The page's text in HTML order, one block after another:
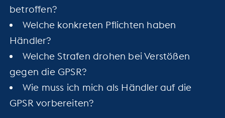
betroffen?
Welche konkreten Pflichten haben
Händler?
Welche Strafen drohen bei Verstößen
gegen die GPSR?
Wie muss ich mich als Händler auf die
GPSR vorbereiten?